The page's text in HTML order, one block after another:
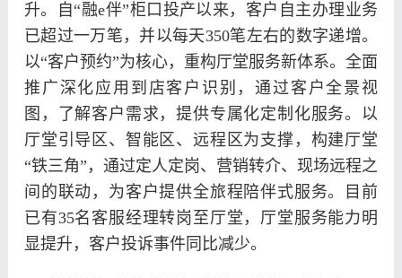
升。自“融e伴”柜口投产以来，客户自主办理业务
已超过一万笔，并以每天350笔左右的数字递增。
以“客户预约”为核心，重构厅堂服务新体系。全面
推广深化应用到店客户识别，通过客户全景视
图，了解客户需求，提供专属化定制化服务。以
厅堂引导区、智能区、远程区为支撑，构建厅堂
“铁三角”，通过定人定岗、营销转介、现场远程之
间的联动，为客户提供全旅程陪伴式服务。目前
已有35名客服经理转岗至厅堂，厅堂服务能力明
显提升，客户投诉事件同比减少。